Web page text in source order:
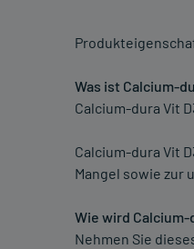
Was ist Calcium-
Calcium-dura Vit
Calcium-dura Vit
Mangel sowie zur
Wie wird Calcium-
Nehmen Sie